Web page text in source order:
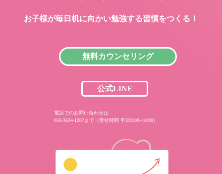
お子様が毎日机に向かい勉強する習慣をつくる！
無料カウンセリング
公式LINE
電話でのお問い合わせは
050-3634-1207まで（受付時間 平日9:00~18:00）